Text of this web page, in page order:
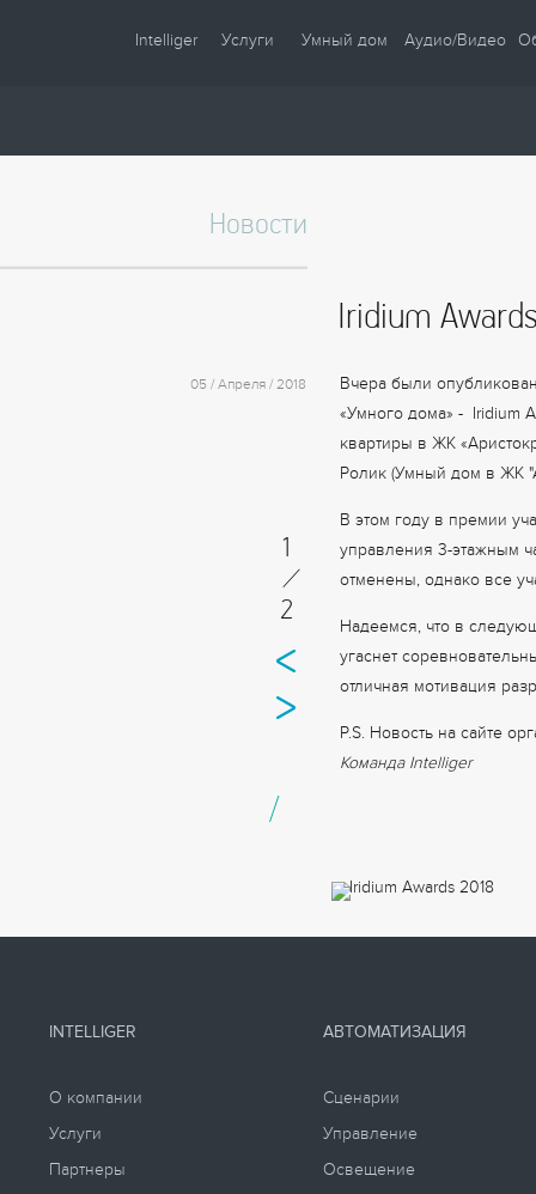
Intelliger
Партнеры
Услуги
Монтаж
Настройка
Умный дом
Управление
Климат
Аудио / Видео
Энергосбережение
Аудио/Видео
Новости
Iridium
05 / Апреля / 2018
Вчера были
«Умного дома» - Iridium
квартиры в ЖК
Ролик (Умный дом в ЖК
В этом году в премии
управления 3-этажным
отменены, однако все
Надеемся, что в
угаснет
отличная мотивация
P.S. Новость на сайте
Команда Intelliger
1
/
2
/
INTELLIGER
О компании
Услуги
Партнеры
АВТОМАТИЗАЦИЯ
Сценарии
Управление
Освещение